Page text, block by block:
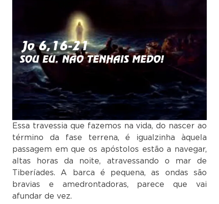
Essa travessia que fazemos na vida, do nascer ao
término da fase terrena, é igualzinha àquela
passagem em que os apóstolos estão a navegar,
altas horas da noite, atravessando o mar de
Tiberíades. A barca é pequena, as ondas são
bravias e amedrontadoras, parece que vai
afundar de vez.